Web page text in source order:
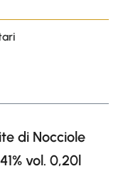
di Nocciole
vol. 0,20l